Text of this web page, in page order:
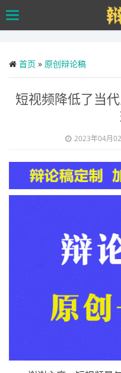
to
main
Toggle
首页 » 原创辩论稿
短视频降低了当
2023年04月